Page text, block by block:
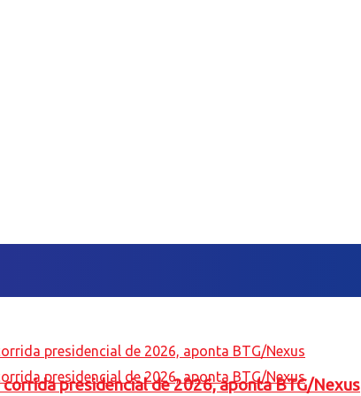
presidencial de 2026, aponta BTG/Nexus